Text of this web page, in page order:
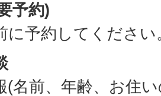
予約)
に予約してください
名前、年齢、お住